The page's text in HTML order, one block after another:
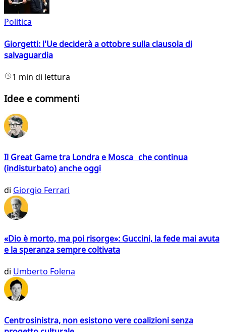
Politica
Giorgetti: l'Ue deciderà a ottobre sulla clausola di
salvaguardia
1 min di lettura
Idee e commenti
Il Great Game tra Londra e Mosca che continua
(indisturbato) anche oggi
di Giorgio Ferrari
«Dio è morto, ma poi risorge»: Guccini, la fede mai avuta
e la speranza sempre coltivata
di Umberto Folena
Centrosinistra, non esistono vere coalizioni senza